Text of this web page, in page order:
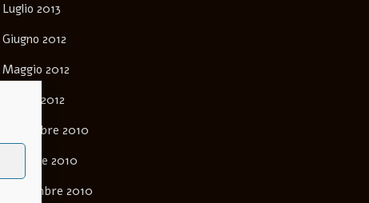
Luglio 2013
Giugno 2012
Maggio 2012
Marzo 2012
Novembre 2010
Ottobre 2010
Settembre 2010